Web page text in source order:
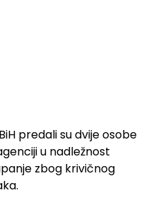
predali su dvije osobe
u nadležnost
zbog krivičnog